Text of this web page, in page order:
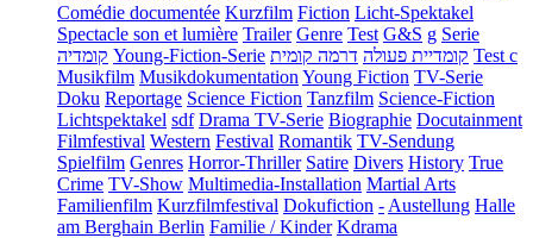
Comédie documentée Kurzfilm Fiction Licht-Spektakel
Spectacle son et lumière Trailer Genre Test G&S g Serie
קומדיה Young-Fiction-Serie קומדיית פעולה דרמה קומית
Test c
Musikfilm Musikdokumentation Young Fiction TV-Serie
Doku Reportage Science Fiction Tanzfilm Science-Fiction
Lichtspektakel sdf Drama TV-Serie Biographie Docutainment
Filmfestival Western Festival Romantik TV-Sendung
Spielfilm Genres Horror-Thriller Satire Divers History True
Crime TV-Show Multimedia-Installation Martial Arts
Familienfilm Kurzfilmfestival Dokufiction - Austellung Halle
am Berghain Berlin Familie / Kinder Kdrama